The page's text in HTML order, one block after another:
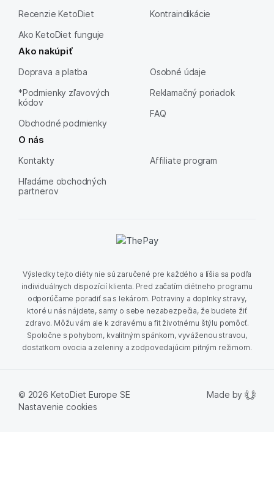
Recenzie KetoDiet
Ako KetoDiet funguje
Kontraindikácie
Ako nakúpiť
Doprava a platba
*Podmienky zľavových
kódov
Obchodné podmienky
Osobné údaje
Reklamačný poriadok
FAQ
O nás
Kontakty
Hľadáme obchodných
partnerov
Affiliate program
Výsledky tejto diéty nie sú zaručené pre každého a líšia sa podľa
individuálnych dispozícií klienta. Pred začatím diétneho programu
odporúčame poradiť sa s lekárom. Potraviny a doplnky stravy,
ktoré u nás nájdete, samy o sebe nezabezpečia, že budete žiť
zdravo. Môžu vám ale k zdravému a fit životnému štýlu pomôcť.
Spoločne s pohybom, kvalitným spánkom, vyváženou stravou,
dostatkom ovocia a zeleniny a zodpovedajúcim pitným režimom.
© 2026 KetoDiet Europe SE
Nastavenie cookies
Made by